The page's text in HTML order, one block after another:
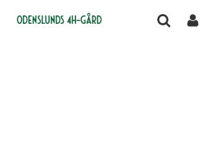
Odenslunds 4H-gård